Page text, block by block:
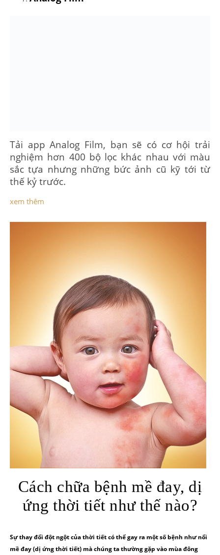
Tải app Analog Film, bạn sẽ có cơ hội trải
nghiệm hơn 400 bộ lọc khác nhau với màu
sắc tựa nhưng những bức ảnh cũ kỹ tới từ
thế kỷ trước.
xem thêm
Cách chữa bệnh mề đay, dị
ứng thời tiết như thế nào?
Sự thay đổi đột ngột của thời tiết có thể gay ra một số bệnh như nổi
mề đay (dị ứng thời tiết) mà chúng ta thường gặp vào mùa đông